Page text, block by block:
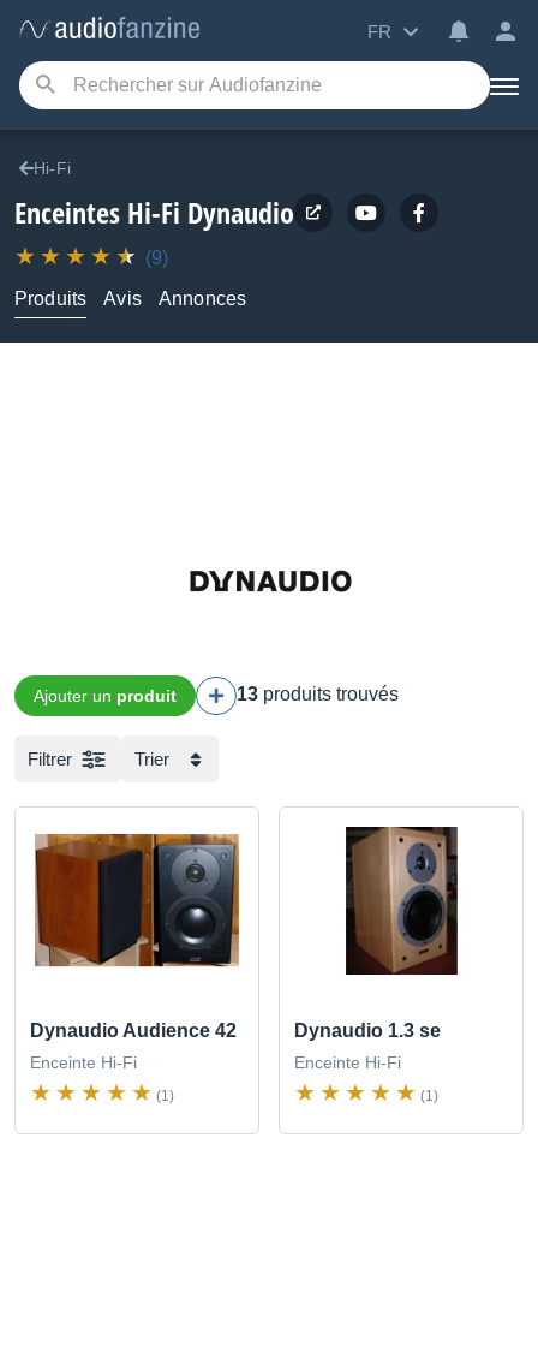
FR
Hi-Fi
Enceintes Hi-Fi Dynaudio
(9)
Produits
Avis Annonces
Ajouter un produit 13 produits trouvés
Filtrer Trier
Dynaudio Audience 42
Enceinte Hi-Fi
(1)
Dynaudio 1.3 se
Enceinte Hi-Fi
(1)